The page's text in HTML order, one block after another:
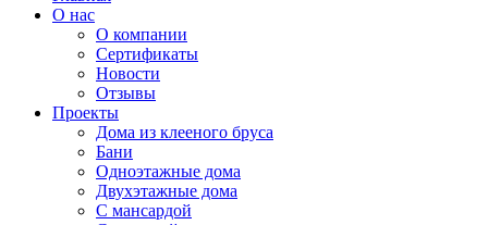
О нас
О компании
Сертификаты
Новости
Отзывы
Проекты
Дома из клееного бруса
Бани
Одноэтажные дома
Двухэтажные дома
С мансардой